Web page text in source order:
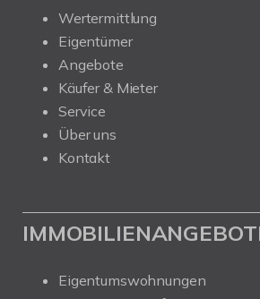
Wertermittlung
Eigentümer
Angebote
Käufer & Mieter
Service
Über uns
Kontakt
Eigentumswohnungen